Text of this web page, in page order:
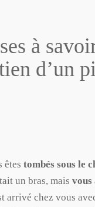
à
d’un
êtes tombés sous le
un bras, mais vous
arrivé chez vous